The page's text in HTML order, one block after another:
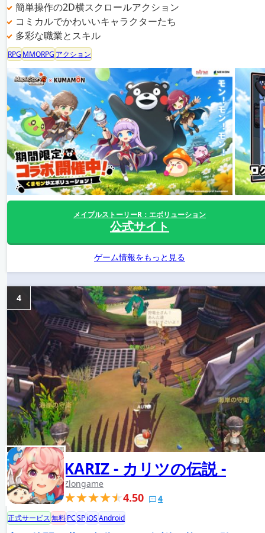
簡単操作の2D横スクロールアクション
コミカルでかわいいキャラクターたち
多彩な職業とスキル
RPG MMORPG アクション
メイプルストーリーR：エボリューション
公式サイト
ゲーム情報をもっと見る
KARIZ - カリツの伝説 -
Zlongame
4.50 4
4
正式サービス無料PCSPiOSAndroid